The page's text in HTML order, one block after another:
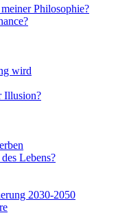
Philosophie?
wird
Illusion?
Lebens?
2030-2050